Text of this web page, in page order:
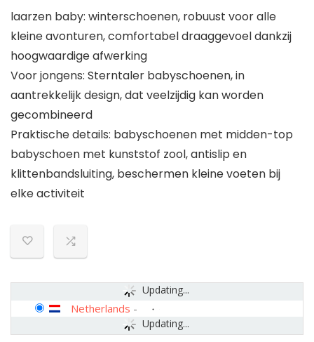
laarzen baby: winterschoenen, robuust voor alle
kleine avonturen, comfortabel draaggevoel dankzij
hoogwaardige afwerking
Voor jongens: Sterntaler babyschoenen, in
aantrekkelijk design, dat veelzijdig kan worden
gecombineerd
Praktische details: babyschoenen met midden-top
babyschoen met kunststof zool, antislip en
klittenbandsluiting, beschermen kleine voeten bij
elke activiteit
Updating...
Updating...
Netherlands -